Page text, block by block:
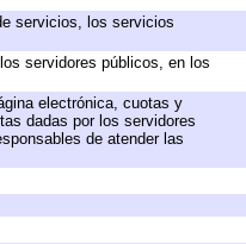
servicios, los servicios
servidores públicos, en los
electrónica, cuotas y
dadas por los servidores
de atender las